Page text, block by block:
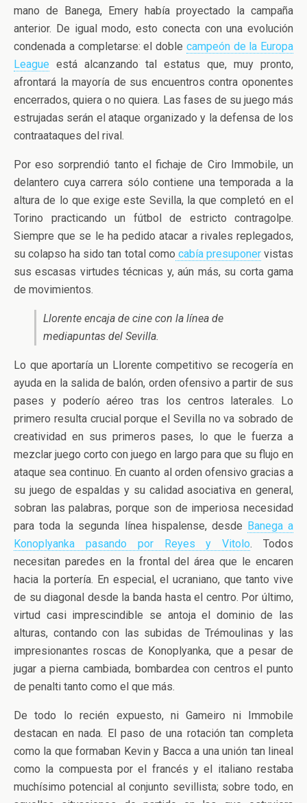
mano de Banega, Emery había proyectado la campaña
anterior. De igual modo, esto conecta con una evolución
condenada a completarse: el doble campeón de la Europa
League está alcanzando tal estatus que, muy pronto,
afrontará la mayoría de sus encuentros contra oponentes
encerrados, quiera o no quiera. Las fases de su juego más
estrujadas serán el ataque organizado y la defensa de los
contraataques del rival.
Por eso sorprendió tanto el fichaje de Ciro Immobile, un
delantero cuya carrera sólo contiene una temporada a la
altura de lo que exige este Sevilla, la que completó en el
Torino practicando un fútbol de estricto contragolpe.
Siempre que se le ha pedido atacar a rivales replegados,
su colapso ha sido tan total como cabía presuponervistas
sus escasas virtudes técnicas y, aún más, su corta gama
de movimientos.
Llorente encaja de cine con la línea de
mediapuntas del Sevilla.
Lo que aportaría un Llorente competitivo se recogería en
ayuda en la salida de balón, orden ofensivo a partir de sus
pases y poderío aéreo tras los centros laterales. Lo
primero resulta crucial porque el Sevilla no va sobrado de
creatividad en sus primeros pases, lo que le fuerza a
mezclar juego corto con juego en largo para que su flujo en
ataque sea continuo. En cuanto al orden ofensivo gracias a
su juego de espaldas y su calidad asociativa en general,
sobran las palabras, porque son de imperiosa necesidad
para toda la segunda línea hispalense, desde Banega a
Konoplyanka pasando por Reyes y Vitolo. Todos
necesitan paredes en la frontal del área que le encaren
hacia la portería. En especial, el ucraniano, que tanto vive
de su diagonal desde la banda hasta el centro. Por último,
virtud casi imprescindible se antoja el dominio de las
alturas, contando con las subidas de Trémoulinas y las
impresionantes roscas de Konoplyanka, que a pesar de
jugar a pierna cambiada, bombardea con centros el punto
de penalti tanto como el que más.
De todo lo recién expuesto, ni Gameiro ni Immobile
destacan en nada. El paso de una rotación tan completa
como la que formaban Kevin y Bacca a una unión tan lineal
como la compuesta por el francés y el italiano restaba
muchísimo potencial al conjunto sevillista; sobre todo, en